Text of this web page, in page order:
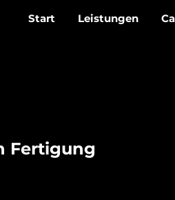
Start Leistungen
Fertigung